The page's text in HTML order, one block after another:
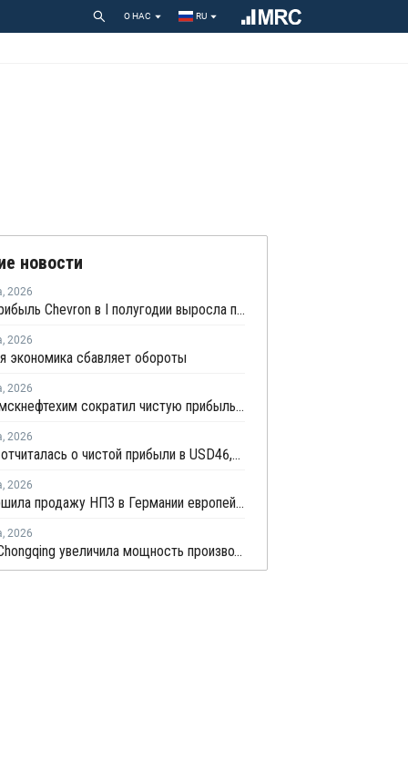
О НАС RU
новости
, 2026
Чистая прибыль Chevron в I полугодии выросла почти в 2,4 раза
, 2026
экономика сбавляет обороты
, 2026
Нижнекамскнефтехим сократил чистую прибыль по РСБУ в 15 раз в первом полугодии
, 2026
LG Chem отчиталась о чистой прибыли в USD46,9 млн по итогам второго квартала 2026 года
, 2026
BP завершила продажу НПЗ в Германии европейской Klesch Group
, 2026
Sinopec Chongqing увеличила мощность производства ПВС до 210 тысяч тонн